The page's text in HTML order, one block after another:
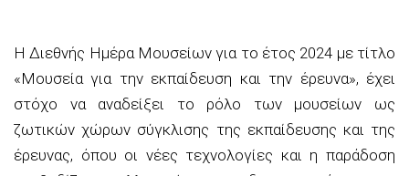
Η Διεθνής Ημέρα Μουσείων για το έτος 2024 με τίτλο
«Μουσεία για την εκπαίδευση και την έρευνα», έχει
στόχο να αναδείξει το ρόλο των μουσείων ως
ζωτικών χώρων σύγκλισης της εκπαίδευσης και της
έρευνας, όπου οι νέες τεχνολογίες και η παράδοση